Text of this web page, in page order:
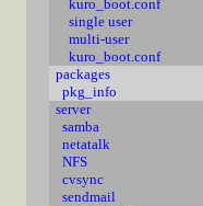
kuro_boot.conf
single user
multi-user
kuro_boot.conf
packages
pkg_info
server
samba
netatalk
NFS
cvsync
sendmail